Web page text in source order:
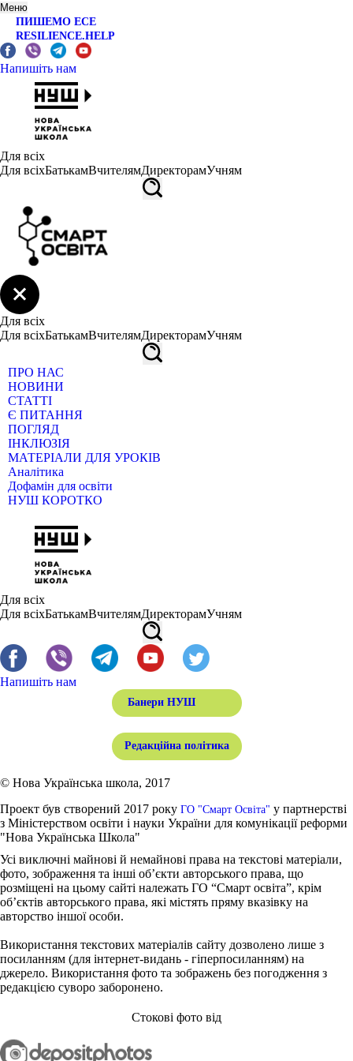
Меню
ПИШЕМО ЕСЕ
RESILIENCE.HELP
Напишіть нам
Для всіх
Для всіхБатькамВчителямДиректорамУчням
Для всіх
Для всіхБатькамВчителямДиректорамУчням
ПРО НАС
НОВИНИ
СТАТТІ
Є ПИТАННЯ
ПОГЛЯД
ІНКЛЮЗІЯ
МАТЕРІАЛИ ДЛЯ УРОКІВ
Аналітика
Дофамін для освіти
НУШ КОРОТКО
Для всіх
Для всіхБатькамВчителямДиректорамУчням
Напишіть нам
Банери НУШ
Редакційна політика
© Нова Українська школа, 2017
Проект був створений 2017 року ГО "Смарт Освіта" у партнерстві
з Міністерством освіти і науки України для комунікації реформи
"Нова Українська Школа"
Усі виключні майнові й немайнові права на текстові матеріали,
фото, зображення та інші об’єкти авторського права, що
розміщені на цьому сайті належать ГО “Смарт освіта”, крім
об’єктів авторського права, які містять пряму вказівку на
авторство іншої особи.
Використання текстових матеріалів сайту дозволено лише з
посиланням (для інтернет-видань - гіперпосиланням) на
джерело. Використання фото та зображень без погодження з
редакцією суворо заборонено.
Стокові фото від